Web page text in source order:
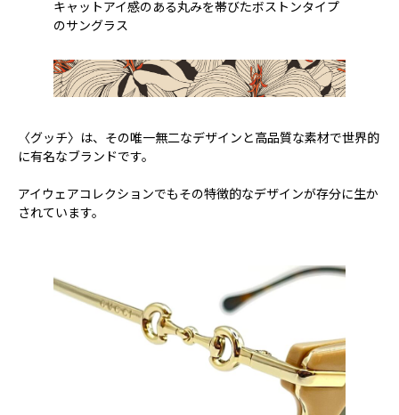
キャットアイ感のある丸みを帯びたボストンタイプ
のサングラス
〈グッチ〉は、その唯一無二なデザインと高品質な素材で世界的
に有名なブランドです。
アイウェアコレクションでもその特徴的なデザインが存分に生か
されています。